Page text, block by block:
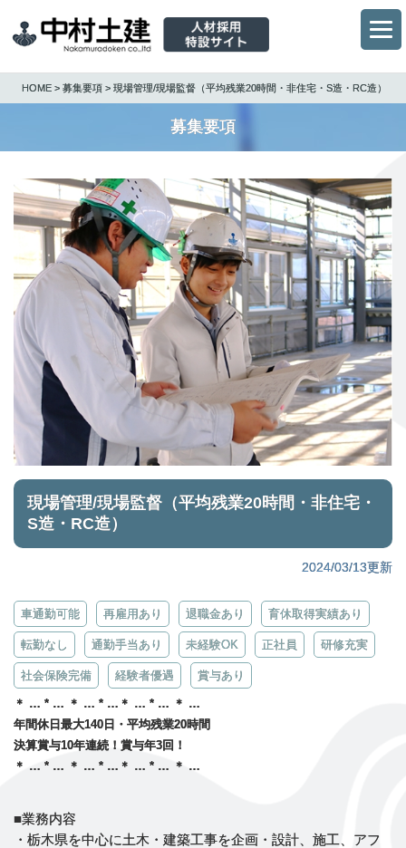
HOME > 募集要項 > 現場管理/現場監督（平均残業20時間・非住宅・S造・RC造）
募集要項
現場管理/現場監督（平均残業20時間・非住宅・
S造・RC造）
2024/03/13更新
車通勤可能 再雇用あり 退職金あり 育休取得実績あり
転勤なし 通勤手当あり 未経験OK 正社員 研修充実
社会保険完備 経験者優遇 賞与あり
＊ … * … ＊ … * …＊ … * … ＊ …
年間休日最大140日・平均残業20時間
決算賞与10年連続！賞与年3回！
＊ … * … ＊ … * …＊ … * … ＊ …
■業務内容
・栃木県を中心に土木・建築工事を企画・設計、施工、アフ